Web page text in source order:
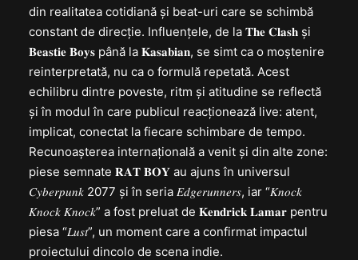
din realitatea cotidiană și beat-uri care se schimbă
constant de direcție. Influențele, de la 𝐓𝐡𝐞 𝐂𝐥𝐚𝐬𝐡 și
𝐁𝐞𝐚𝐬𝐭𝐢𝐞 𝐁𝐨𝐲𝐬 până la 𝐊𝐚𝐬𝐚𝐛𝐢𝐚𝐧, se simt ca o moștenire
reinterpretată, nu ca o formulă repetată. Acest
echilibru dintre poveste, ritm și atitudine se reflectă
și în modul în care publicul reacționează live: atent,
implicat, conectat la fiecare schimbare de tempo.
Recunoașterea internațională a venit și din alte zone:
piese semnate 𝐑𝐀𝐓 𝐁𝐎𝐘 au ajuns în universul
𝐶𝑦𝑏𝑒𝑟𝑝𝑢𝑛𝑘 2077 și în seria 𝐸𝑑𝑔𝑒𝑟𝑢𝑛𝑛𝑒𝑟𝑠, iar “𝐾𝑛𝑜𝑐𝑘
𝐾𝑛𝑜𝑐𝑘 𝐾𝑛𝑜𝑐𝑘” a fost preluat de 𝐊𝐞𝐧𝐝𝐫𝐢𝐜𝐤 𝐋𝐚𝐦𝐚𝐫 pentru
piesa “𝐿𝑢𝑠𝑡”, un moment care a confirmat impactul
proiectului dincolo de scena indie.